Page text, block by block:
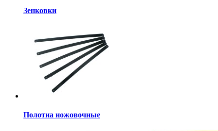
Зенковки
Полотна ножовочные